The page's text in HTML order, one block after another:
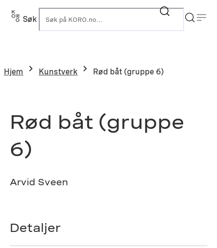
Hopp
Søk
Hjem Kunstverk Rød båt (gruppe 6)
Rød båt (gruppe
6)
Arvid Sveen
Detaljer